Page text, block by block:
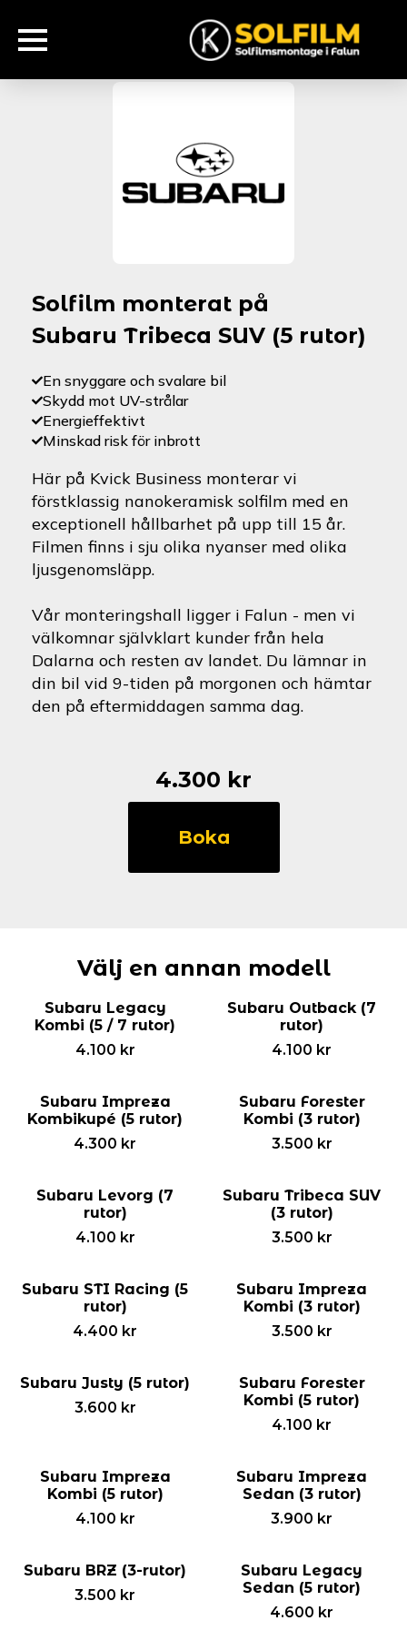
Solfilm monterat på
Subaru Tribeca SUV (5 rutor)
En snyggare och svalare bil
Skydd mot UV-strålar
Energieffektivt
Minskad risk för inbrott
Här på Kvick Business monterar vi
förstklassig nanokeramisk solfilm med en
exceptionell hållbarhet på upp till 15 år.
Filmen finns i sju olika nyanser med olika
ljusgenomsläpp.
Vår monteringshall ligger i Falun - men vi
välkomnar självklart kunder från hela
Dalarna och resten av landet. Du lämnar in
din bil vid 9-tiden på morgonen och hämtar
den på eftermiddagen samma dag.
4.300 kr
Subaru
rutor)
Boka
Välj en annan modell
Subaru Legacy
Kombi (5 / 7 rutor)
4.100 kr
Subaru Outback (7
rutor)
4.100 kr
Subaru Impreza
Kombikupé (5 rutor)
4.300 kr
Subaru Forester
Kombi (3 rutor)
3.500 kr
Subaru Levorg (7
rutor)
4.100 kr
Subaru Tribeca SUV
(3 rutor)
3.500 kr
Subaru STI Racing (5
rutor)
4.400 kr
Subaru Impreza
Kombi (3 rutor)
3.500 kr
Subaru Justy (5 rutor)
3.600 kr
Subaru Forester
Kombi (5 rutor)
4.100 kr
Subaru Impreza
Kombi (5 rutor)
4.100 kr
Subaru Impreza
Sedan (3 rutor)
3.900 kr
Subaru BRZ (3-rutor)
3.500 kr
Subaru Legacy
Sedan (5 rutor)
4.600 kr